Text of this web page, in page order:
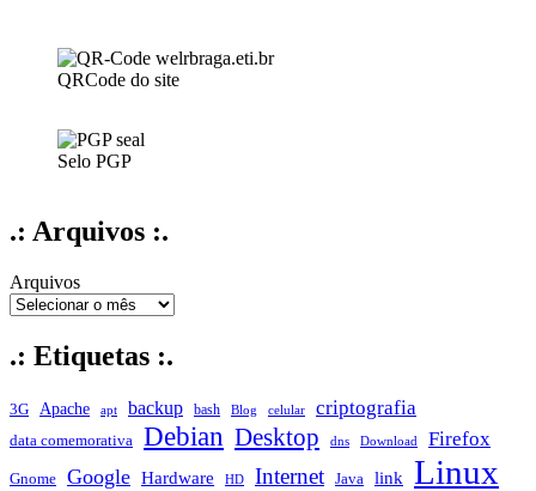
QRCode do site
Selo PGP
.: Arquivos :.
Arquivos
.: Etiquetas :.
3G Apache apt backup bash Blog celular criptografia
data comemorativa Debian Desktop dns Download Firefox
Gnome Google Hardware HD Internet Java link Linux